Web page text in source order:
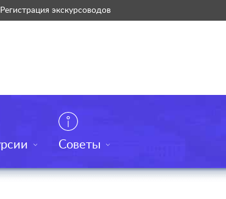
Регистрация экскурсоводов
Советы